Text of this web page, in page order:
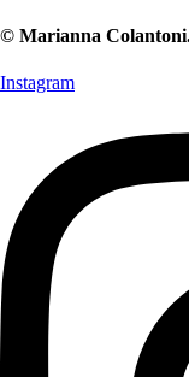
© Marianna
Instagram